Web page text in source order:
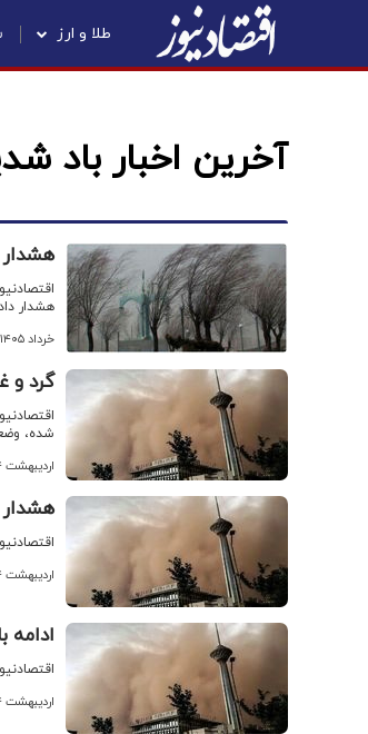
طلا و ارز
آخرین اخبار باد
هشدار
هشدار
۲۶ خرداد ۱۴۰۵
گرد و
شده،
۲۴ اردیبهشت ۱۴۰۴
هشدار
۲۰ اردیبهشت ۱۴۰۴
ادامه
۱۷ اردیبهشت ۱۴۰۴